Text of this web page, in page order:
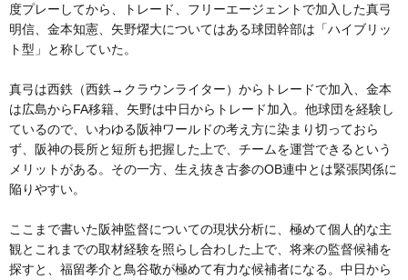
度プレーしてから、トレード、フリーエージェントで加入した真弓
明信、金本知憲、矢野燿大についてはある球団幹部は「ハイブリッ
ト型」と称していた。
真弓は西鉄（西鉄→クラウンライター）からトレードで加入、金本
は広島からFA移籍、矢野は中日からトレード加入。他球団を経験し
ているので、いわゆる阪神ワールドの考え方に染まり切っておら
ず、阪神の長所と短所も把握した上で、チームを運営できるという
メリットがある。その一方、生え抜き古参のOB連中とは緊張関係に
陥りやすい。
ここまで書いた阪神監督についての現状分析に、極めて個人的な主
観とこれまでの取材経験を照らし合わした上で、将来の監督候補を
探すと、福留孝介と鳥谷敬が極めて有力な候補者になる。中日から